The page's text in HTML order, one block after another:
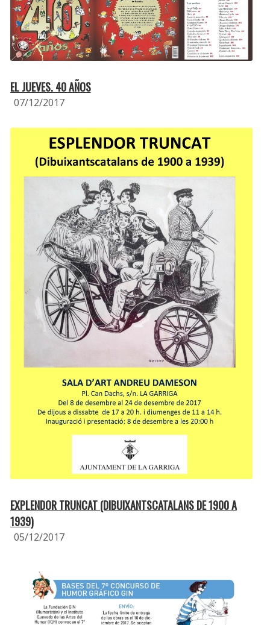
EL JUEVES. 40 AÑOS
07/12/2017
EXPLENDOR TRUNCAT (DIBUIXANTSCATALANS DE 1900 A
1939)
05/12/2017